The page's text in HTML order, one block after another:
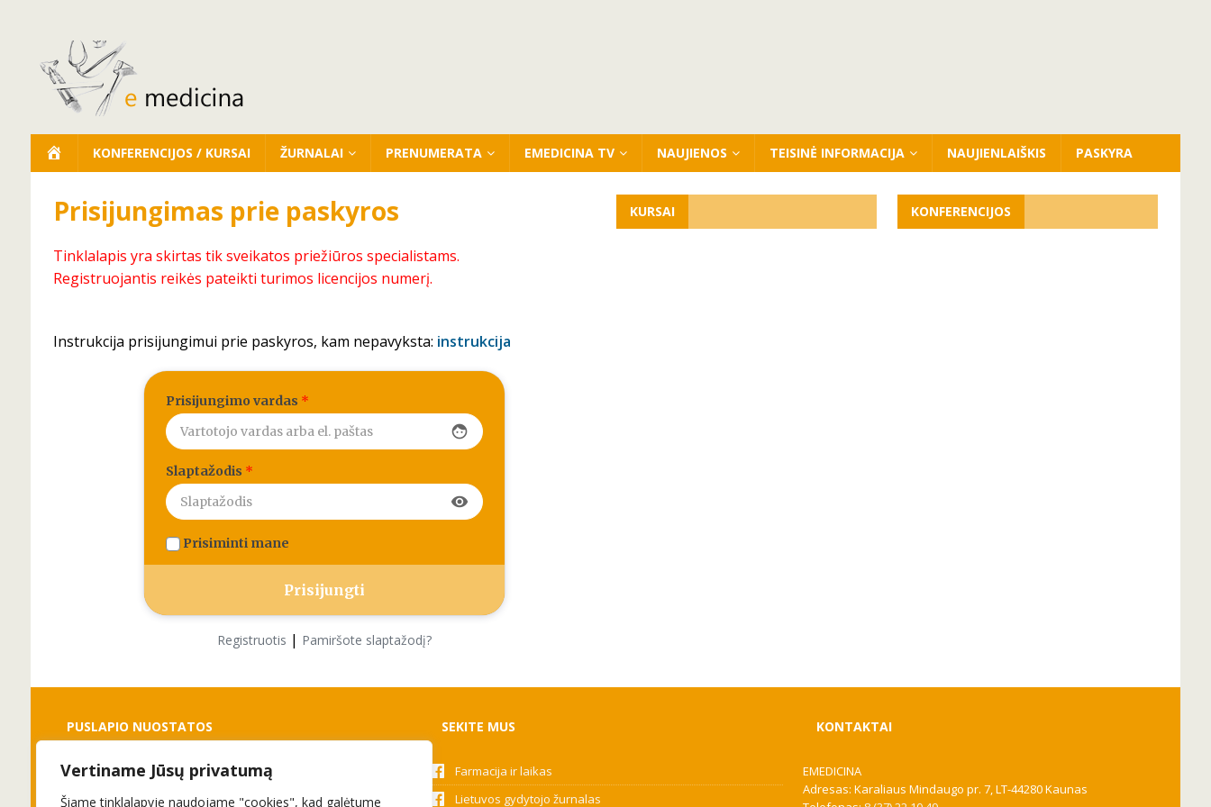
Vertiname Jūsų privatumą
Šiame tinklalapyje naudojame "cookies", kad galėtume
KONFERENCIJOS / KURSAI ŽURNALAI PRENUMERATA EMEDICINA TV NAUJIENOS TEISINĖ INFORMACIJA NAUJIENLAIŠKIS PASKYRA
Prisijungimas prie paskyros
Tinklalapis yra skirtas tik sveikatos priežiūros specialistams.
Registruojantis reikės pateikti turimos licencijos numerį.
Instrukcija prisijungimui prie paskyros, kam nepavyksta: instrukcija
Prisijungimo vardas *
face
Slaptažodis *
visibility
Prisiminti mane
Registruotis | Pamiršote slaptažodį?
KURSAI KONFERENCIJOS
PUSLAPIO NUOSTATOS
Slapukai
Privatumo politika
SEKITE MUS
Farmacija ir laikas
Lietuvos gydytojo žurnalas
KONTAKTAI
EMEDICINA
Adresas: Karaliaus Mindaugo pr. 7, LT-44280 Kaunas